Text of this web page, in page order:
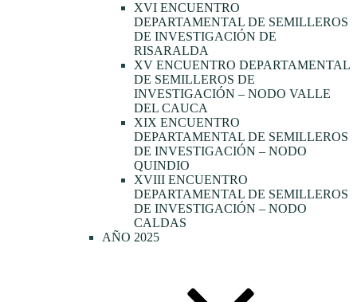
XVI ENCUENTRO
DEPARTAMENTAL DE SEMILLEROS
DE INVESTIGACIÓN DE
RISARALDA
XV ENCUENTRO DEPARTAMENTAL
DE SEMILLEROS DE
INVESTIGACIÓN – NODO VALLE
DEL CAUCA
XIX ENCUENTRO
DEPARTAMENTAL DE SEMILLEROS
DE INVESTIGACIÓN – NODO
QUINDIO
XVIII ENCUENTRO
DEPARTAMENTAL DE SEMILLEROS
DE INVESTIGACIÓN – NODO
CALDAS
AÑO 2025